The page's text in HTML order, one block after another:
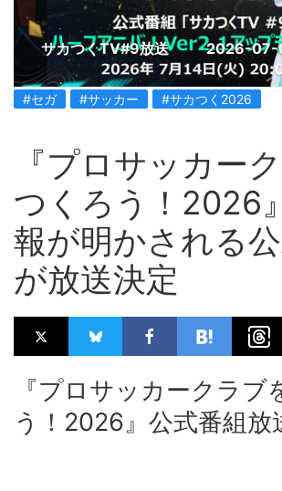
サカつくTV#9放送 2026-07-
#セガ #サッカー #サカつく2026
『プロサッカー
つくろう！2026
報が明かされる
が放送決定
『プロサッカークラブ
う！2026』公式番組放